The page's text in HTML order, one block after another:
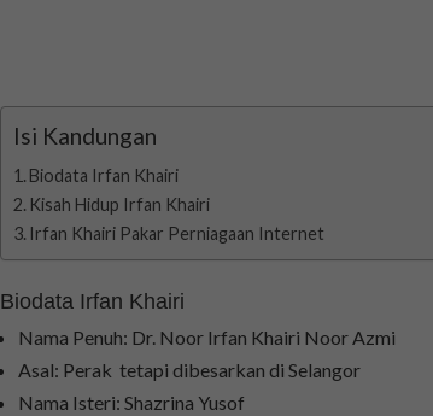
Isi Kandungan
Biodata Irfan Khairi
Kisah Hidup Irfan Khairi
Irfan Khairi Pakar Perniagaan Internet
Biodata Irfan Khairi
Nama Penuh: Dr. Noor Irfan Khairi Noor Azmi
Asal: Perak tetapi dibesarkan di Selangor
Nama Isteri: Shazrina Yusof